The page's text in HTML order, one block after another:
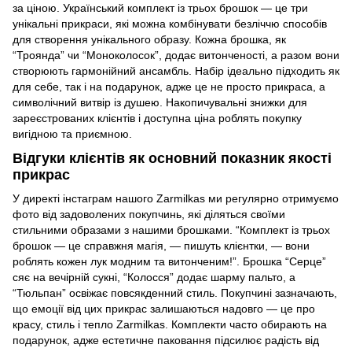
за ціною. Український комплект із трьох брошок — це три
унікальні прикраси, які можна комбінувати безліччю способів
для створення унікального образу. Кожна брошка, як
“Троянда” чи “Моноколосок”, додає витонченості, а разом вони
створюють гармонійний ансамбль. Набір ідеально підходить як
для себе, так і на подарунок, адже це не просто прикраса, а
символічний витвір із душею. Накопичувальні знижки для
зареєстрованих клієнтів і доступна ціна роблять покупку
вигідною та приємною.
Відгуки клієнтів як основний показник якості
прикрас
У директі інстаграм нашого Zarmilkas ми регулярно отримуємо
фото від задоволених покупчинь, які діляться своїми
стильними образами з нашими брошками. “Комплект із трьох
брошок — це справжня магія, — пишуть клієнтки, — вони
роблять кожен лук модним та витонченим!”. Брошка “Серце”
сяє на вечірній сукні, “Колосся” додає шарму пальто, а
“Тюльпан” освіжає повсякденний стиль. Покупчині зазначають,
що емоції від цих прикрас залишаються надовго — це про
красу, стиль і тепло Zarmilkas. Комплекти часто обирають на
подарунок, адже естетичне паковання підсилює радість від